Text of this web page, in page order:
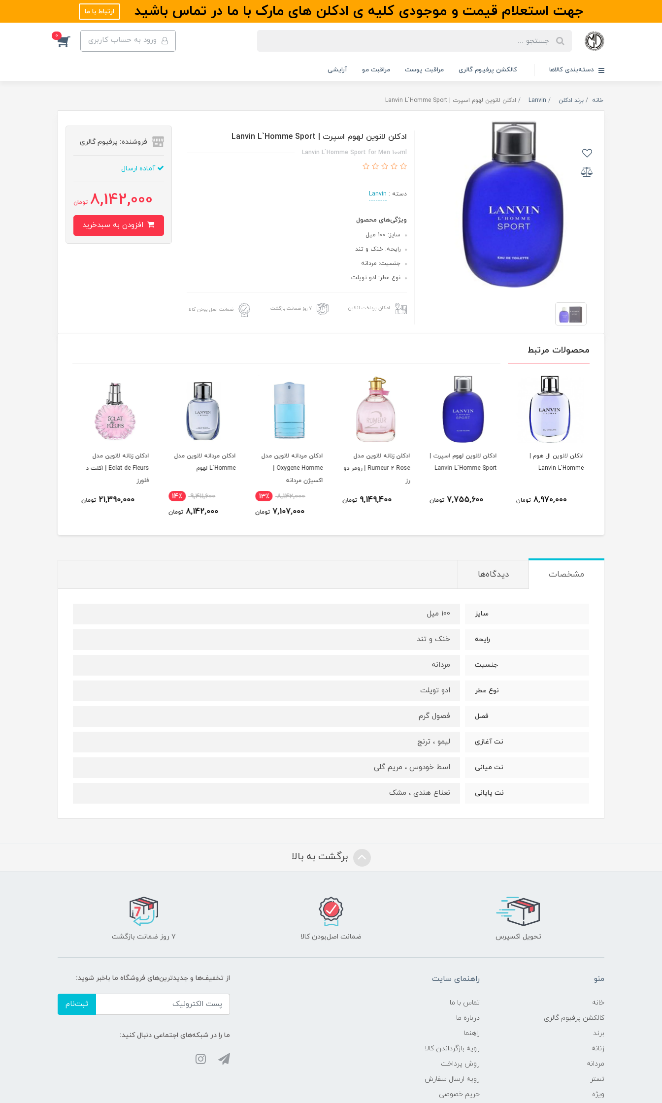
جهت استعلام قیمت و موجودی کلیه ی ادکلن های مارک با ما در تماس باشید ارتباط با ما
ورود به حساب کاربری 0
دسته‌بندی کالاها کالکشن پرفیوم گالری مراقبت پوست مراقبت مو آرایشی
خانه برند ادکلن Lanvin ادکلن لانوین لهوم اسپرت | Lanvin L`Homme Sport
ادکلن لانوین لهوم اسپرت | Lanvin L`Homme Sport
Lanvin L`Homme Sport for Men 100ml
دسته : Lanvin
ویژگی‌های محصول
سایز: 100 میل
رایحه: خنک و تند
جنسیت: مردانه
نوع عطر: ادو تویلت
امکان پرداخت آنلاین ۷ روز ضمانت بازگشت ضمانت اصل بودن کالا
فروشنده: پرفیوم گالری
آماده ارسال
8,142,000 تومان
محصولات مرتبط
ادکلن لانوین لهوم اسپرت |
Lanvin L`Homme Sport
7,755,600 تومان
ادکلن زنانه لانوین مدل
Rumeur 2 Rose | رومر دو
9,149,400 تومان
ادکلن مردانه لانوین مدل
Oxygene Homme |
اکسیژن مردانه
8,142,000 13٪
ادکلن مردانه لانوین مدل
L`Homme لهوم
9,411,600 14٪
8,142,000 تومان
ادکلن زنانه لانوین مدل
21,390,000 تومان
ادکلن زنانه لانوین مدل
Oxygene | اکسیژن
7,203,600 تومان
مشخصات دیدگاه‌ها
سایز 100 میل
رایحه خنک و تند
جنسیت مردانه
نوع عطر ادو تویلت
فصل فصول گرم
نت آغازی لیمو ، ترنج
نت میانی اسط خودوس ، مریم گلی
نت پایانی نعناع هندی ، مشک
برگشت به بالا
تحویل اکسپرس ضمانت اصل‌بودن کالا ۷ روز ضمانت بازگشت
منو
خانه
کالکشن پرفیوم گالری
برند
زنانه
مردانه
تستر
ویژه
راهنمای سایت
تماس با ما
درباره ما
راهنما
رویه‌ بازگرداندن کالا
روش پرداخت
رویه ارسال سفارش
حریم خصوصی
از تخفیف‌ها و جدیدترین‌های فروشگاه ما باخبر شوید:
ثبت‌نام
ما را در شبکه‌های اجتماعی دنبال کنید: